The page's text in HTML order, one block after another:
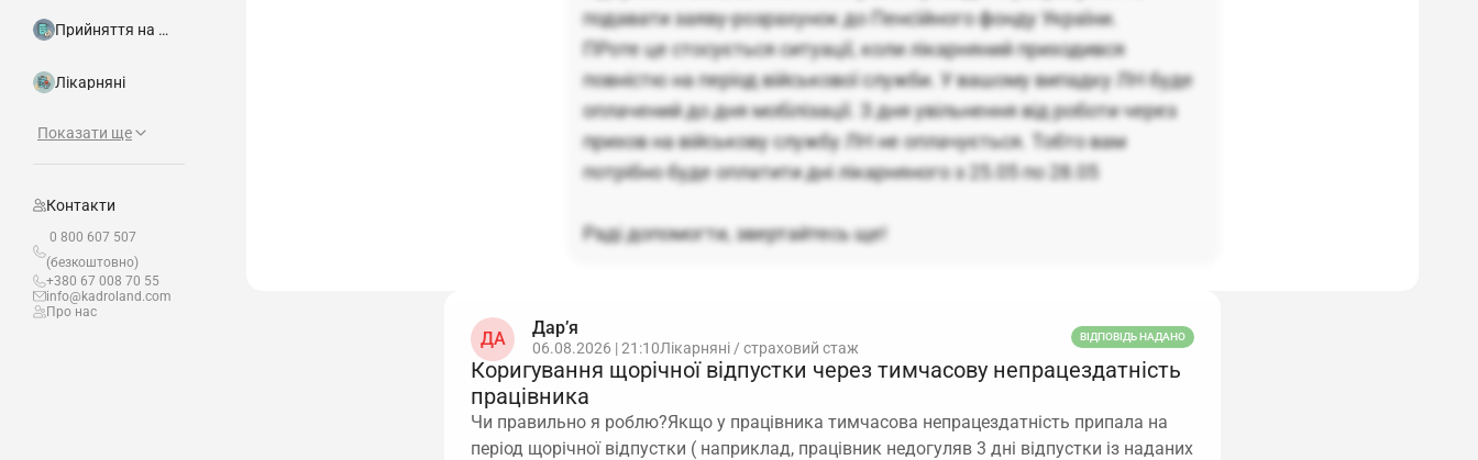
Прийняття на роботу
Лікарняні
Показати ще
Контакти
0 800 607 507
(безкоштовно)
+380 67 008 70 55
info@kadroland.com
Про нас
подавати заяву-розрахунок до Пенсійного фонду України.
ПРоте це стосується ситуації, коли лікарняний приходився
повністю на період військової служби. У вашому випадку ЛН буде
оплачений до дня мобілізації. З дня увільнення від роботи через
прихов на військову службу ЛН не оплачується. Тобто вам
потрібно буде оплатити дні лікарняного з 25.05 по 28.05
Раді допомогти, звертайтесь ще!
ДА
Дар’я
06.08.2026 | 21:10Лікарняні / страховий стаж
ВІДПОВІДЬ НАДАНО
Коригування щорічної відпустки через тимчасову непрацездатність
працівника
Чи правильно я роблю?Якщо у працівника тимчасова непрацездатність припала на
період щорічної відпустки ( наприклад, працівник недогуляв 3 дні відпустки із наданих